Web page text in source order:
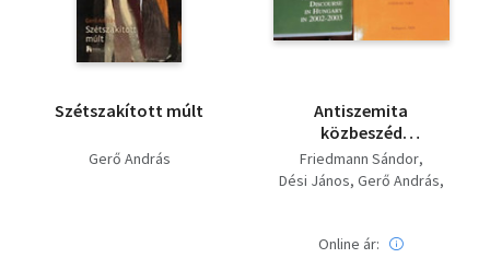
Szétszakított múlt
Gerő András
Antiszemita
közbeszéd
Magyarországon 2002-
2003-ban + Kérdések és
emlékezésről)(2 kötet)
Friedmann Sándor
Dési János Gerő András
Online ár: